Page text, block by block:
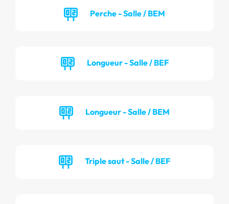
Perche - Salle / BEM
Longueur - Salle / BEF
Longueur - Salle / BEM
Triple saut - Salle / BEF